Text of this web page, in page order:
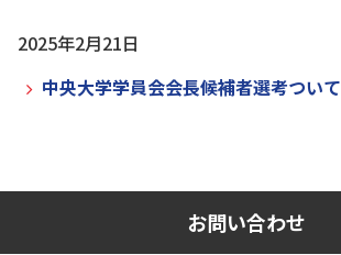
2025年2月21日
中央大学学員会会長候補者選考ついて
お問い合わせ